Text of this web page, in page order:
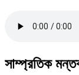
সাম্প্রতিক